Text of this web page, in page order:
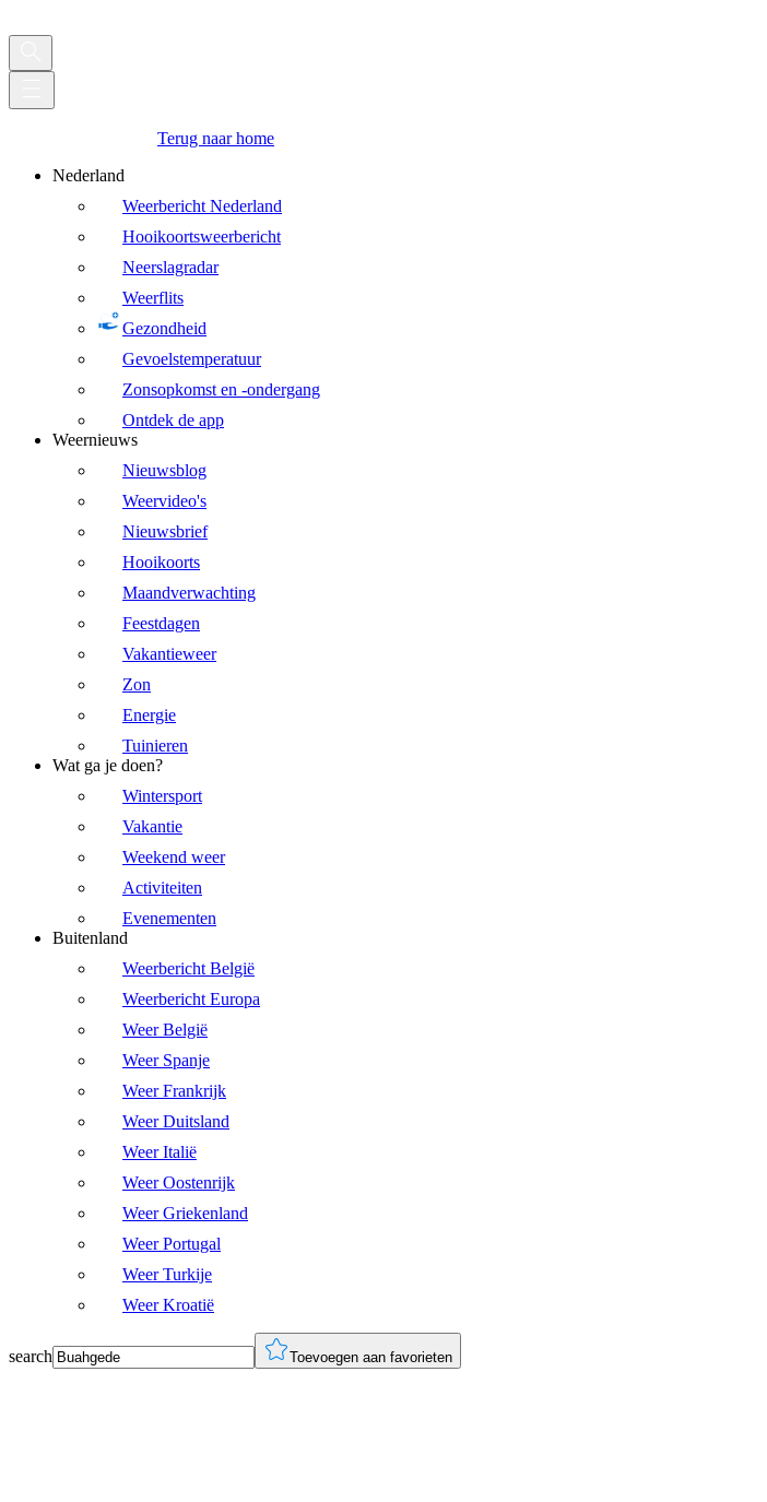
Terug naar home
Nederland
Weerbericht Nederland
Hooikoortsweerbericht
Neerslagradar
Weerflits
Gezondheid
Gevoelstemperatuur
Zonsopkomst en -ondergang
Ontdek de app
Weernieuws
Nieuwsblog
Weervideo's
Nieuwsbrief
Hooikoorts
Maandverwachting
Feestdagen
Vakantieweer
Zon
Energie
Tuinieren
Wat ga je doen?
Wintersport
Vakantie
Weekend weer
Activiteiten
Evenementen
Buitenland
Weerbericht België
Weerbericht Europa
Weer België
Weer Spanje
Weer Frankrijk
Weer Duitsland
Weer Italië
Weer Oostenrijk
Weer Griekenland
Weer Portugal
Weer Turkije
Weer Kroatië
search Toevoegen aan favorieten